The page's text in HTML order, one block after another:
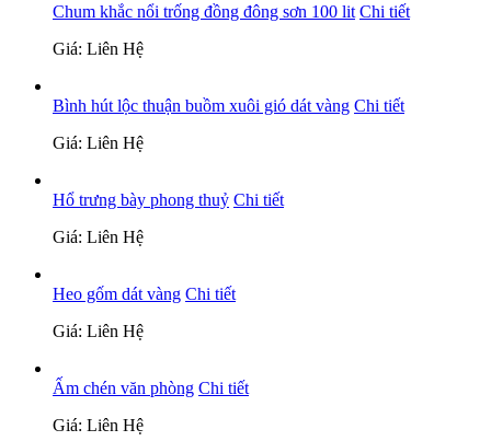
Chum khắc nổi trống đồng đông sơn 100 lit Chi tiết
Giá: Liên Hệ
Bình hút lộc thuận buồm xuôi gió dát vàng Chi tiết
Giá: Liên Hệ
Hổ trưng bày phong thuỷ Chi tiết
Giá: Liên Hệ
Heo gốm dát vàng Chi tiết
Giá: Liên Hệ
Ấm chén văn phòng Chi tiết
Giá: Liên Hệ